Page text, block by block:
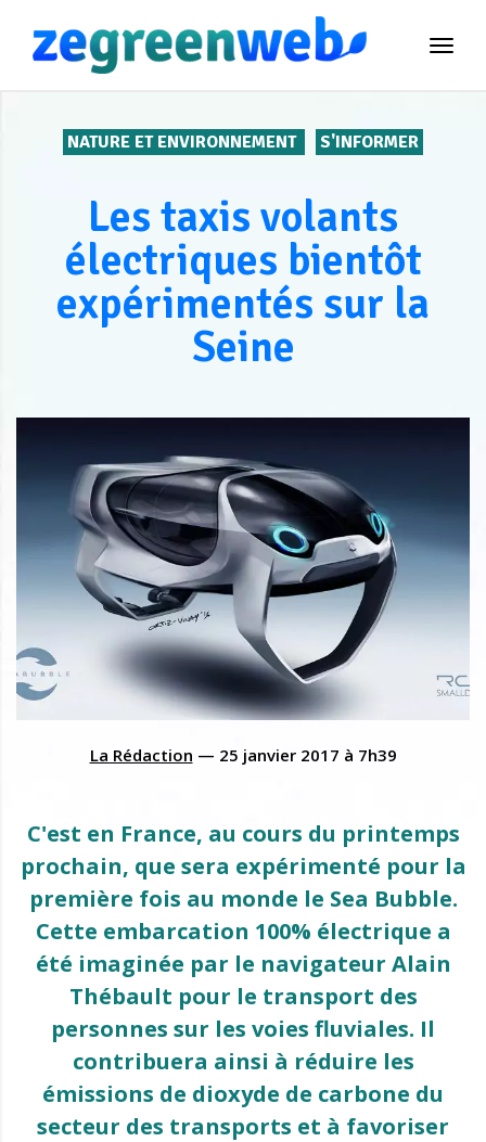
NATURE ET ENVIRONNEMENT S'INFORMER
Les taxis volants
électriques bientôt
expérimentés sur la
Seine
La Rédaction — 25 janvier 2017 à 7h39
C'est en France, au cours du printemps
prochain, que sera expérimenté pour la
première fois au monde le Sea Bubble.
Cette embarcation 100% électrique a
été imaginée par le navigateur Alain
Thébault pour le transport des
personnes sur les voies fluviales. Il
contribuera ainsi à réduire les
émissions de dioxyde de carbone du
secteur des transports et à favoriser